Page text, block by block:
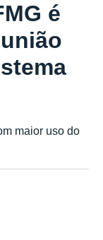
é
maior uso do